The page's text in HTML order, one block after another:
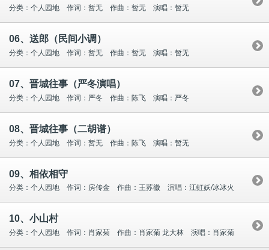
分类：个人园地 作词：暂无 作曲：暂无 演唱：暂无
06、送郎（民间小调）
分类：个人园地 作词：暂无 作曲：暂无 演唱：暂无
07、晋城往事（严冬演唱）
分类：个人园地 作词：严冬 作曲：陈飞 演唱：严冬
08、晋城往事（二胡谱）
分类：个人园地 作词：暂无 作曲：陈飞 演唱：暂无
09、相依相守
分类：个人园地 作词：房传金 作曲：王苏徽 演唱：江虹妖/冰冰火
10、小山村
分类：个人园地 作词：肖家菊 作曲：肖家菊 龙大林 演唱：肖家菊